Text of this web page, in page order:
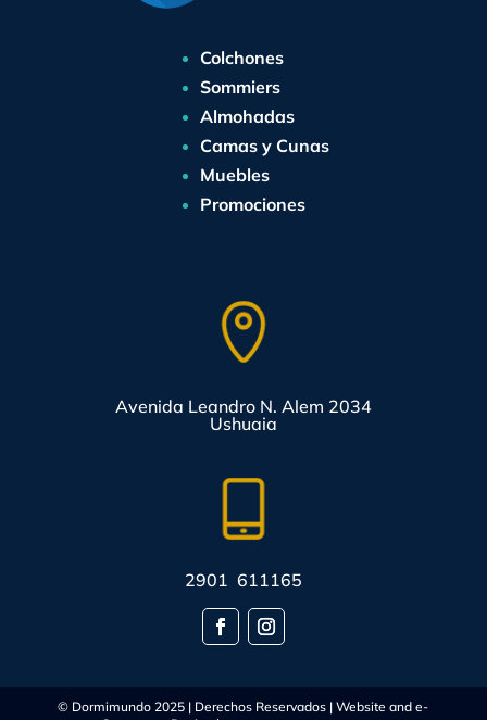
Colchones
Sommiers
Almohadas
Camas y Cunas
Muebles
Promociones
Avenida Leandro N. Alem 2034
Ushuaia
2901 611165
© Dormimundo 2025 | Derechos Reservados | Website and e-